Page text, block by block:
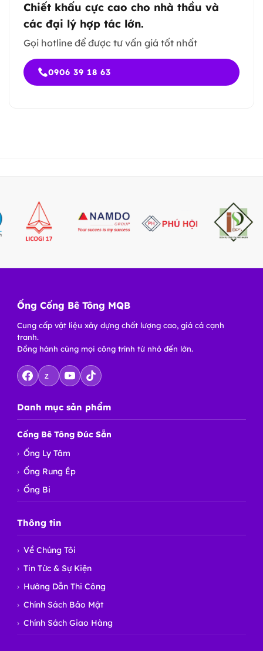
Chiết khấu cực cao cho nhà thầu và
các đại lý hợp tác lớn.
Gọi hotline để được tư vấn giá tốt nhất
0906 39 18 63
Ống Cống Bê Tông MQB
Cung cấp vật liệu xây dựng chất lượng cao, giá cả cạnh
tranh.
Đồng hành cùng mọi công trình từ nhỏ đến lớn.
Z
Danh mục sản phẩm
Cống Bê Tông Đúc Sẵn
Ống Ly Tâm
Ống Rung Ép
Ống Bi
Thông tin
Về Chúng Tôi
Tin Tức & Sự Kiện
Hướng Dẫn Thi Công
Chính Sách Bảo Mật
Chính Sách Giao Hàng